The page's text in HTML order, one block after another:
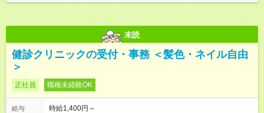
未読
健診クリニックの受付・事務 ＜髪色・ネイル自由
＞
正社員 職種未経験OK
給与
時給1,400円～